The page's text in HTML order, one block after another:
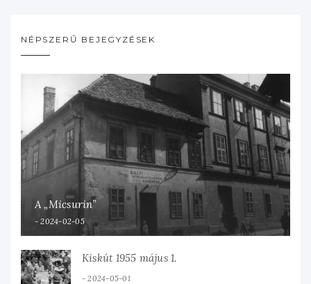
NÉPSZERŰ BEJEGYZÉSEK
A „Micsurin”
2024-02-05
Kiskút 1955 május 1.
2024-05-01